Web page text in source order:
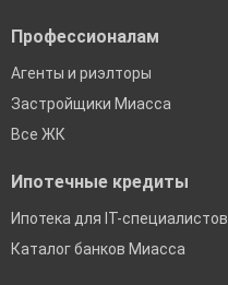
Профессионалам
Агенты и риэлторы
Застройщики Миасса
Все ЖК
Ипотечные кредиты
Ипотека для IT-специалистов
Каталог банков Миасса